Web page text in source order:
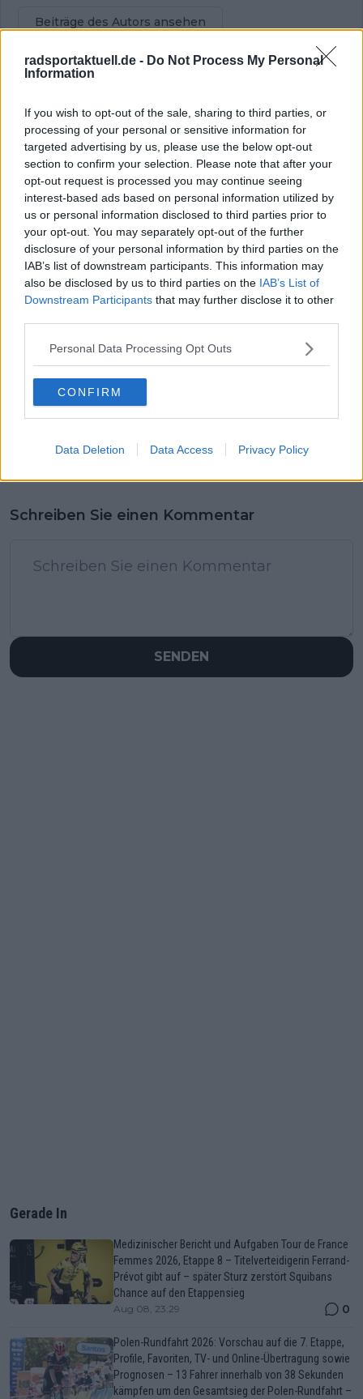
radsportaktuell.de - Do Not Process My Personal
Information
If you wish to opt-out of the sale, sharing to third parties, or
processing of your personal or sensitive information for
targeted advertising by us, please use the below opt-out
section to confirm your selection. Please note that after your
opt-out request is processed you may continue seeing
interest-based ads based on personal information utilized by
us or personal information disclosed to third parties prior to
your opt-out. You may separately opt-out of the further
disclosure of your personal information by third parties on the
IAB’s list of downstream participants. This information may
also be disclosed by us to third parties on the IAB’s List of
Downstream Participants that may further disclose it to other
Personal Data Processing Opt Outs
CONFIRM
Data Deletion Data Access Privacy Policy
Beiträge des Autors ansehen
Klatscht
Besucher
Vorheriger Artikel
Ergebnisse Giro
d'Italia, 9. Etappe: Felix
Gall attackiert
Vingegaard - doch der
Däne kontert und
siegt; Pellizzari bricht
ein
Nächster Artikel
„Es ist unmöglich, sich
während einer Grand
Tour zu schonen“ –
Visma versucht nicht,
Jonas Vingegaard für
die Tour de France zu
„schonen“
Schreiben Sie einen Kommentar
SENDEN
Gerade In
Medizinischer Bericht und Aufgaben Tour de France
Femmes 2026, Etappe 8 – Titelverteidigerin Ferrand-
Prévot gibt auf – später Sturz zerstört Squibans
Chance auf den Etappensieg
Aug 08, 23:29 0
Polen-Rundfahrt 2026: Vorschau auf die 7. Etappe,
Profile, Favoriten, TV- und Online-Übertragung sowie
Prognosen – 13 Fahrer innerhalb von 38 Sekunden
kämpfen um den Gesamtsieg der Polen-Rundfahrt –